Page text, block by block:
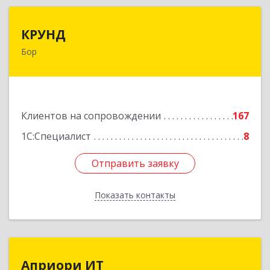
КРУНД
Бор
Клиентов на сопровождении
167
1С:Специалист
8
Отправить заявку
Показать контакты
Отправить заявку
Назад
Априори ИТ